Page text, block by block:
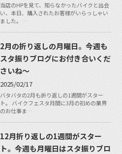
当店のHPを見て、知らなかったバイクと出会
い、本日、購入されたお客様がいらっしゃい
ました。…
2月の折り返しの月曜日。今週も
スタ振りブログにお付き合いくだ
さいね〜
2025/02/17
バタバタの2月も折り返しの1週間がスター
ト。 バイクフェスタ月間に3月の初めの業界
のお仕事ま…
12月折り返しの1週間がスター
ト。今週も月曜日はスタ振りブロ